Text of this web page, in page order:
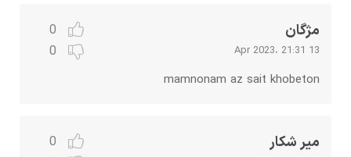
0
0
مژگان
13 Apr 2023، 21:31
mamnonam az sait khobeton
0
میر شکار